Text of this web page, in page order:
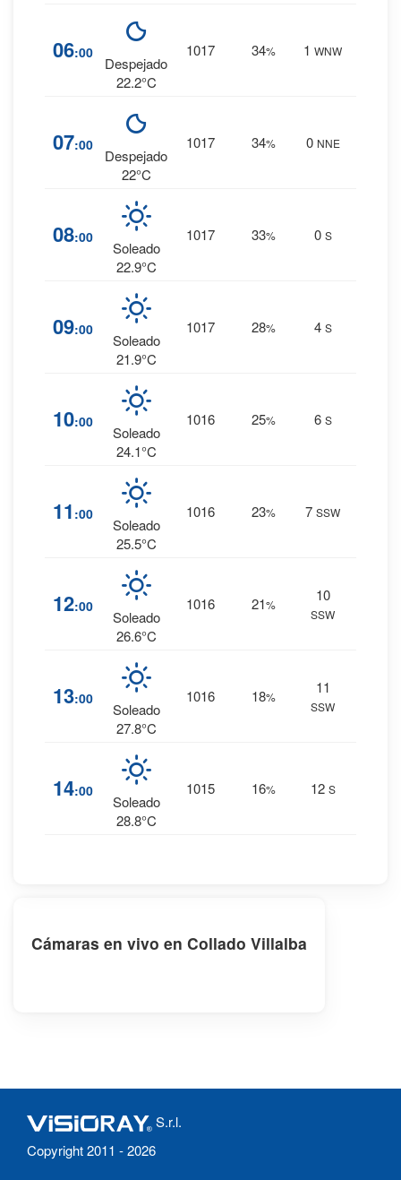
06:00
Despejado
22.2°C
1017 34% 1 WNW
07:00
Despejado
22°C
1017 34% 0 NNE
08:00
Soleado
22.9°C
1017 33% 0 S
09:00
Soleado
21.9°C
1017 28% 4 S
10:00
Soleado
24.1°C
1016 25% 6 S
11 :00
Soleado
25.5°C
1016 23% 7 SSW
12:00
Soleado
26.6°C
1016 21%
10
SSW
13:00
Soleado
27.8°C
1016 18%
11
SSW
14:00
Soleado
28.8°C
1015 16% 12 S
Cámaras en vivo en Collado Villalba
S.r.l.
Copyright 2011 - 2026